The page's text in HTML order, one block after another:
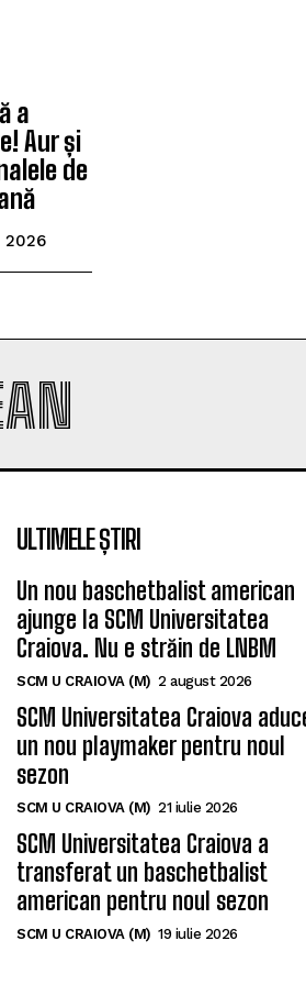
a
Aur și
de
2026
ULTIMELE ȘTIRI
Un nou baschetbalist american
ajunge la SCM Universitatea
Craiova. Nu e străin de LNBM
SCM U CRAIOVA (M) 2 august 2026
SCM Universitatea Craiova
un nou playmaker pentru noul
sezon
SCM U CRAIOVA (M) 21 iulie 2026
SCM Universitatea Craiova a
transferat un baschetbalist
american pentru noul sezon
SCM U CRAIOVA (M) 19 iulie 2026